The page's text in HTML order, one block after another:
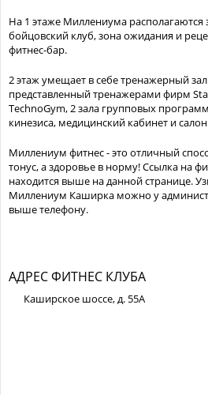
На 1 этаже Миллениума
бойцовский клуб, зона ожидания и
фитнес-бар.
2 этаж умещает в себе тренажерный
представленный тренажерами фирм
TechnoGym, 2 зала групповых
кинезиса, медицинский кабинет и
Миллениум фитнес - это отличный
тонус, а здоровье в норму! Ссылка на
находится выше на данной странице.
Миллениум Каширка можно у
выше телефону.
АДРЕС ФИТНЕС КЛУБА
Каширское шоссе, д. 55А